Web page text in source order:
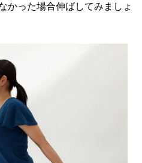
かった場合伸ばしてみましょ